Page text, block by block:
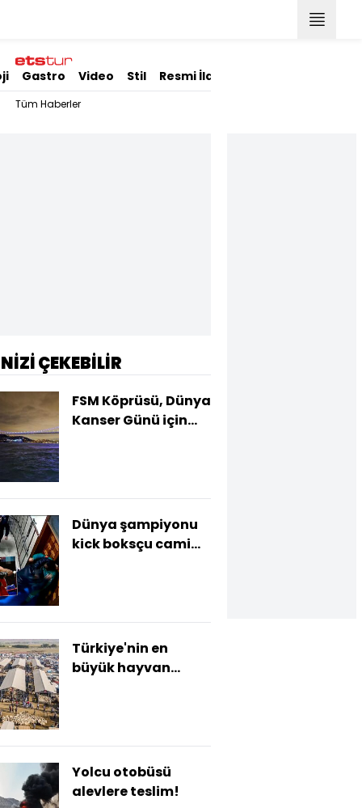
Gastro Video Stil Resmi İlanlar
Tüm Haberler
ÇEKEBİLİR
FSM Köprüsü, Dünya
Kanser Günü için
Dünya şampiyonu
kick boksçu cami
Türkiye'nin en
büyük hayvan
Yolcu otobüsü
alevlere teslim!